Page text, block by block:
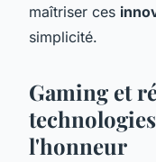
maîtriser ces
simplicité.
Gaming et
l'honneur